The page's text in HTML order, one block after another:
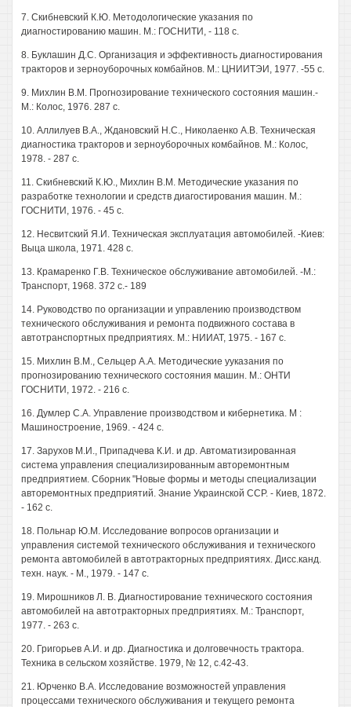
7. Скибневский К.Ю. Методологические указания по
диагностированию машин. М.: ГОСНИТИ, - 118 с.
8. Буклашин Д.С. Организация и эффективность диагностирования
тракторов и зерноуборочных комбайнов. М.: ЦНИИТЭИ, 1977. -55 с.
9. Михлин В.М. Прогнозирование технического состояния машин.-
М.: Колос, 1976. 287 с.
10. Аллилуев В.А., Ждановский Н.С., Николаенко А.В. Техническая
диагностика тракторов и зерноуборочных комбайнов. М.: Колос,
1978. - 287 с.
11. Скибневский К.Ю., Михлин В.М. Методические указания по
разработке технологии и средств диагостирования машин. М.:
ГОСНИТИ, 1976. - 45 с.
12. Несвитский Я.И. Техническая эксплуатация автомобилей. -Киев:
Выца школа, 1971. 428 с.
13. Крамаренко Г.В. Техническое обслуживание автомобилей. -М.:
Транспорт, 1968. 372 с.- 189
14. Руководство по организации и управлению производством
технического обслуживания и ремонта подвижного состава в
автотранспортных предприятиях. М.: НИИАТ, 1975. - 167 с.
15. Михлин В.М., Сельцер А.А. Методические ууказания по
прогнозированию технического состояния машин. М.: ОНТИ
ГОСНИТИ, 1972. - 216 с.
16. Думлер С.А. Управление производством и кибернетика. М :
Машиностроение, 1969. - 424 с.
17. Зарухов М.И., Припадчева К.И. и др. Автоматизированная
система управления специализированным авторемонтным
предприятием. Сборник "Новые формы и методы специализации
авторемонтных предприятий. Знание Украинской ССР. - Киев, 1872.
- 162 с.
18. Польнар Ю.М. Исследование вопросов организации и
управления системой технического обслуживания и технического
ремонта автомобилей в автотракторных предприятиях. Дисс.канд.
техн. наук. - М., 1979. - 147 с.
19. Мирошников Л. В. Диагностирование технического состояния
автомобилей на автотракторных предприятиях. М.: Транспорт,
1977. - 263 с.
20. Григорьев А.И. и др. Диагностика и долговечность трактора.
Техника в сельском хозяйстве. 1979, № 12, с.42-43.
21. Юрченко В.А. Исследование возможностей управления
процессами технического обслуживания и текущего ремонта